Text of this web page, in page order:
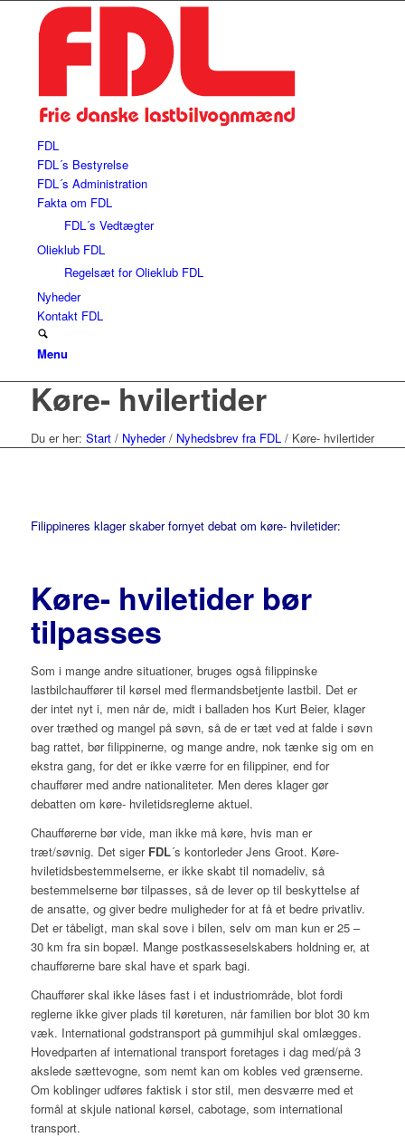
FDL
FDL´s Bestyrelse
FDL´s Administration
Fakta om FDL
FDL´s Vedtægter
Olieklub FDL
Regelsæt for Olieklub FDL
Nyheder
Kontakt FDL
Menu
Køre- hvilertider
Du er her: Start / Nyheder / Nyhedsbrev fra FDL / Køre- hvilertider
Filippineres klager skaber fornyet debat om køre- hviletider:
Køre- hviletider bør
tilpasses
Som i mange andre situationer, bruges også filippinske
lastbilchauffører til kørsel med flermandsbetjente lastbil. Det er
der intet nyt i, men når de, midt i balladen hos Kurt Beier, klager
over træthed og mangel på søvn, så de er tæt ved at falde i søvn
bag rattet, bør filippinerne, og mange andre, nok tænke sig om en
ekstra gang, for det er ikke værre for en filippiner, end for
chauffører med andre nationaliteter. Men deres klager gør
debatten om køre- hviletidsreglerne aktuel.
Chaufførerne bør vide, man ikke må køre, hvis man er
træt/søvnig. Det siger FDL´s kontorleder Jens Groot. Køre-
hviletidsbestemmelserne, er ikke skabt til nomadeliv, så
bestemmelserne bør tilpasses, så de lever op til beskyttelse af
de ansatte, og giver bedre muligheder for at få et bedre privatliv.
Det er tåbeligt, man skal sove i bilen, selv om man kun er 25 –
30 km fra sin bopæl. Mange postkasseselskabers holdning er, at
chaufførerne bare skal have et spark bagi.
Chauffører skal ikke låses fast i et industriområde, blot fordi
reglerne ikke giver plads til køreturen, når familien bor blot 30 km
væk. International godstransport på gummihjul skal omlægges.
Hovedparten af international transport foretages i dag med/på 3
akslede sættevogne, som nemt kan om kobles ved grænserne.
Om koblinger udføres faktisk i stor stil, men desværre med et
formål at skjule national kørsel, cabotage, som international
transport.